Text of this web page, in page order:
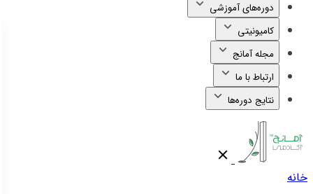
دوره‌های آموزشی
کامیونیتی
مجله آمانج
ارتباط با ما
نتایج دوره‌ها
خانه